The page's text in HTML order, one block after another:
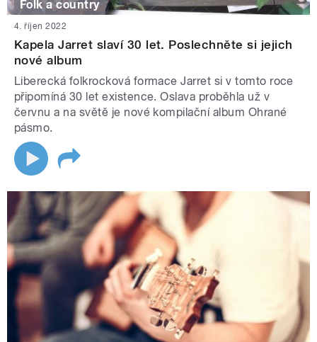
Folk a country
4. říjen 2022
Kapela Jarret slaví 30 let. Poslechněte si jejich
nové album
Liberecká folkrocková formace Jarret si v tomto roce
připomíná 30 let existence. Oslava proběhla už v
červnu a na světě je nové kompilační album Ohrané
pásmo.